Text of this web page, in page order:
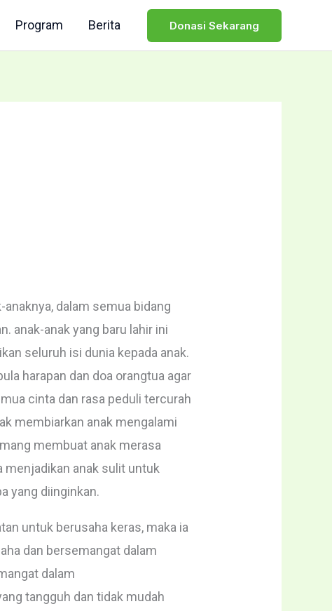
Program Berita Donasi Sekarang
dalam semua bidang
anak-anak yang baru lahir ini
seluruh isi dunia kepada anak.
harapan dan doa orangtua agar
cinta dan rasa peduli tercurah
membiarkan anak mengalami
membuat anak merasa
menjadikan anak sulit untuk
yang diinginkan.
untuk berusaha keras, maka ia
dan bersemangat dalam
dalam
tangguh dan tidak mudah